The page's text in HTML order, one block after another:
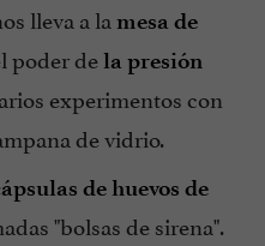
lleva a la mesa de
poder dela presión
experimentos con
de vidrio.
de huevos de
"bolsas de sirena".